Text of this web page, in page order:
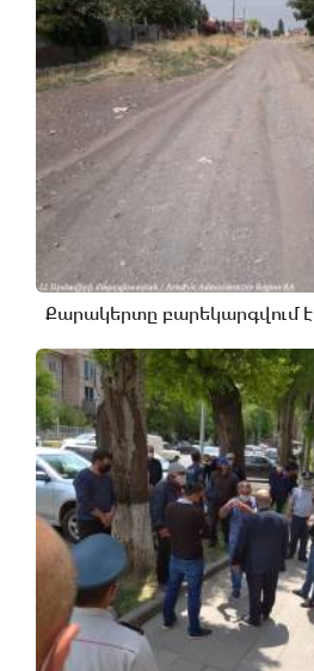
Քարակերտը բարեկարգվում է